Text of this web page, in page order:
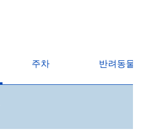
주차 반려동물